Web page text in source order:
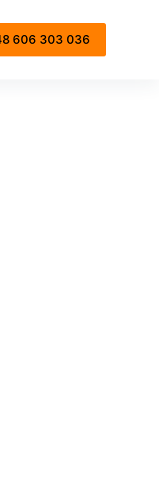
606 303 036